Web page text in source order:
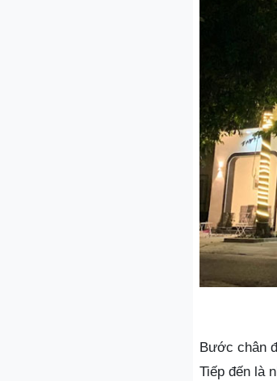
Bước chân
Tiếp đến là